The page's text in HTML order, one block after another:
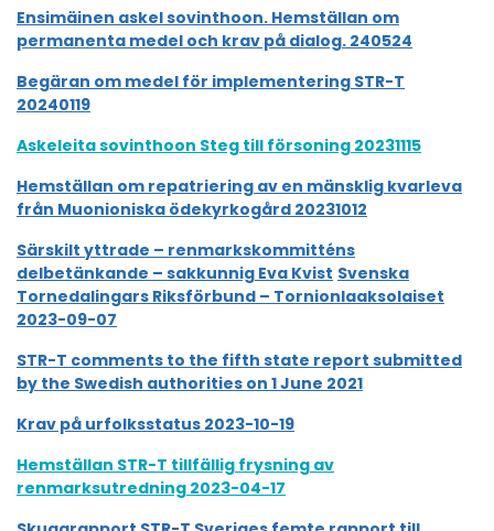
Ensimäinen askel sovinthoon. Hemställan om
permanenta medel och krav på dialog. 240524
Begäran om medel för implementering STR-T
20240119
Askeleita sovinthoon Steg till försoning 20231115
Hemställan om repatriering av en mänsklig kvarleva
från Muonioniska ödekyrkogård 20231012
Särskilt yttrade – renmarkskommitténs
delbetänkande – sakkunnig Eva Kvist Svenska
Tornedalingars Riksförbund – Tornionlaaksolaiset
2023-09-07
STR-T comments to the fifth state report submitted
by the Swedish authorities on 1 June 2021
Krav på urfolksstatus 2023-10-19
Hemställan STR-T tillfällig frysning av
renmarksutredning 2023-04-17